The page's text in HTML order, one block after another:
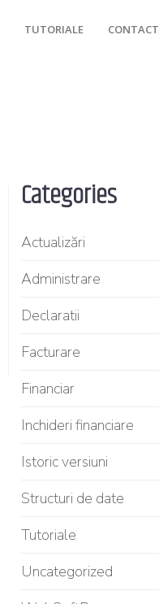
TUTORIALE CONTACT
Categories
Actualizări
Administrare
Declaratii
Facturare
Financiar
Inchideri financiare
Istoric versiuni
Structuri de date
Tutoriale
Uncategorized